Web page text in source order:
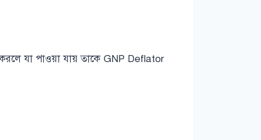
করলে যা পাওয়া যায় তাকে GNP Deflator